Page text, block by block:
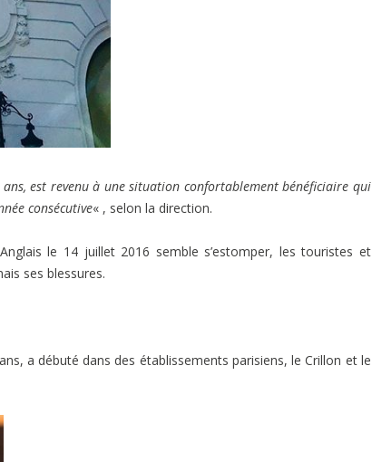
est revenu à une situation confortablement bénéficiaire qui
consécutive« , selon la direction.
le 14 juillet 2016 semble s’estomper, les touristes et
ses blessures.
a débuté dans des établissements parisiens, le Crillon et le